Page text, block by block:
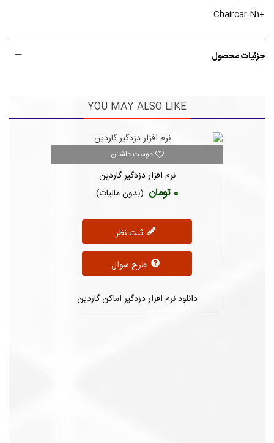
+Chaircar N1
جزئیات محصول
YOU MAY ALSO LIKE
دوست داشتن
نرم افزار دزدگیر گاردین
0 تومان (بدون مالیات)
ثبت نظر
دانلود نرم افزار دزدگیر اماکن گاردین